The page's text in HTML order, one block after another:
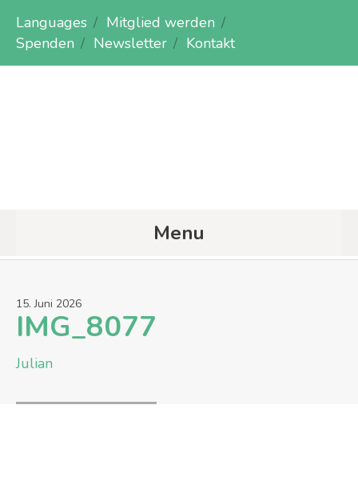
Languages
Mitglied werden
Spenden
Newsletter Kontakt
Menu
15. Juni 2026
IMG_8077
Julian